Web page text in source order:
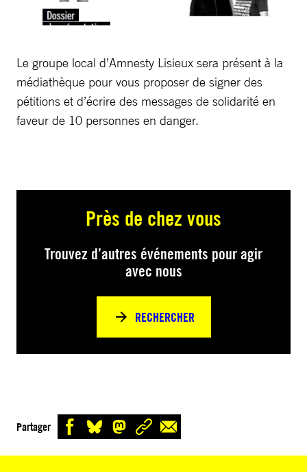
Le groupe local d’Amnesty Lisieux sera présent à la
médiathèque pour vous proposer de signer des
pétitions et d’écrire des messages de solidarité en
faveur de 10 personnes en danger.
Près de chez vous
Trouvez d’autres événements pour agir
avec nous
RECHERCHER
Partager